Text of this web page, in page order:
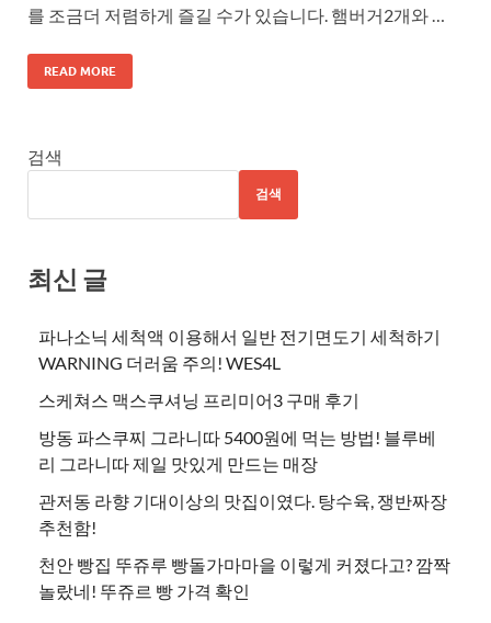
를 조금더 저렴하게 즐길 수가 있습니다. 햄버거2개와 …
READ MORE
검색
검색
최신 글
파나소닉 세척액 이용해서 일반 전기면도기 세척하기
WARNING 더러움 주의! WES4L
스케쳐스 맥스쿠셔닝 프리미어3 구매 후기
방동 파스쿠찌 그라니따 5400원에 먹는 방법! 블루베
리 그라니따 제일 맛있게 만드는 매장
관저동 라향 기대이상의 맛집이였다. 탕수육, 쟁반짜장
추천함!
천안 빵집 뚜쥬루 빵돌가마마을 이렇게 커졌다고? 깜짝
놀랐네! 뚜쥬르 빵 가격 확인